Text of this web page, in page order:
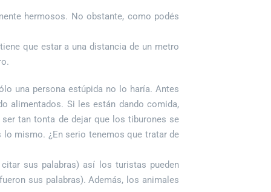
hermosos. No obstante, como podés
que estar a una distancia de un metro
una persona estúpida no lo haría. Antes
alimentados. Si les están dando comida,
tan tonta de dejar que los tiburones se
mismo. ¿En serio tenemos que tratar de
sus palabras) así los turistas pueden
sus palabras). Además, los animales